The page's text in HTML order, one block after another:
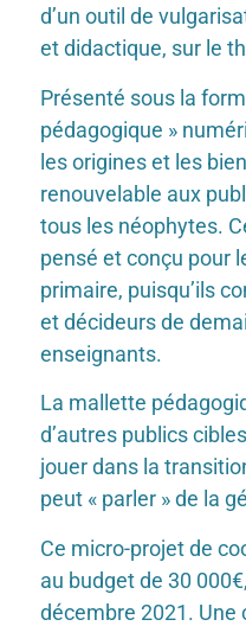
d’un outil de
et didactique, sur le
Présenté sous la
pédagogique »
les origines et les
renouvelable aux
tous les néophytes.
pensé et conçu pour
primaire, puisqu’ils
et décideurs de
enseignants.
La mallette
d’autres publics
jouer dans la
peut « parler » de la
Ce micro-projet de
au budget de 30
décembre 2021. Une